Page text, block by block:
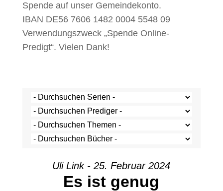
Spende auf unser Gemeindekonto.
IBAN DE56 7606 1482 0004 5548 09
Verwendungszweck „Spende Online-
Predigt“. Vielen Dank!
Uli Link - 25. Februar 2024
Es ist genug